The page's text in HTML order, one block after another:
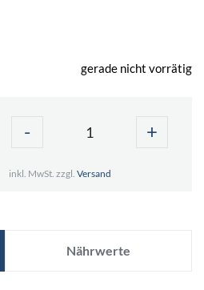
gerade nicht vorrätig
- +
inkl. MwSt. zzgl. Versand
Nährwerte